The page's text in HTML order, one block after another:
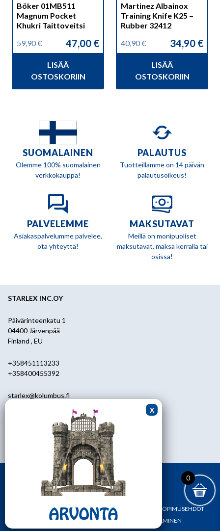
Böker 01MB511
Magnum Pocket
Khukri Taittoveitsi
59,90€
Alkuperäinen
59,90 €.
47,00 €
Nykyinen
47,00 €.
LISÄÄ
OSTOSKORIIN
Martinez Albainox
Training Knife K25 –
Rubber 32412
40,90€
Alkuperäinen
40,90 €.
34,90 €
Nykyinen
34,90 €.
LISÄÄ
OSTOSKORIIN
SUOMALAINEN
Olemme 100% suomalainen
verkkokauppa!
PALAUTUS
Tuotteillamme on 14 päivän
palautusoikeus!
PALVELEMME
Asiakaspalvelumme palvelee,
ota yhteyttä!
MAKSUTAVAT
Meillä on monipuoliset
maksutavat, maksa kerralla tai
osissa!
STARLEX INC.OY
Päivärinteenkatu 1
04400 Järvenpää
Finland , EU
+358451113233
+358400455392
starlex@kolumbus.fi
ark.klo 08.30-17.00
YHTEYSTIEDOT OMA TILI
TILAUS- JA SOPIMUSEHDOT
REKISTERI- JA TIETOSUOJASELOSTE
MAKSAMINEN
0